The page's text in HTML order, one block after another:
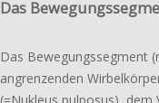
Das
Das Bewegungs­­segment
angren­zen­den
(=Nukleus pulpo­sus),